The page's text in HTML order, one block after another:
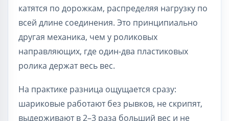
катятся по дорожкам, распределяя нагрузку по
всей длине соединения. Это принципиально
другая механика, чем у роликовых
направляющих, где один-два пластиковых
ролика держат весь вес.
На практике разница ощущается сразу:
шариковые работают без рывков, не скрипят,
выдерживают в 2–3 раза больший вес и не